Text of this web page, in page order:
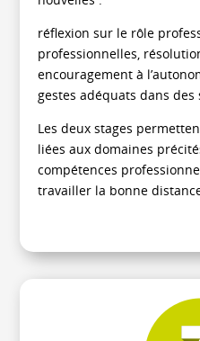
réflexion sur le rôle
professionnelles,
encouragement à
gestes adéquats dans
Les deux stages
liées aux domaines
compétences
travailler la bonne